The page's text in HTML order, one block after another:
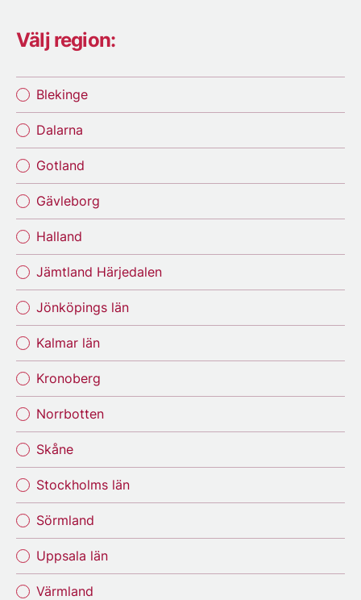
Välj region:
Blekinge
Dalarna
Gotland
Gävleborg
Halland
Jämtland Härjedalen
Jönköpings län
Kalmar län
Kronoberg
Norrbotten
Skåne
Stockholms län
Sörmland
Uppsala län
Värmland